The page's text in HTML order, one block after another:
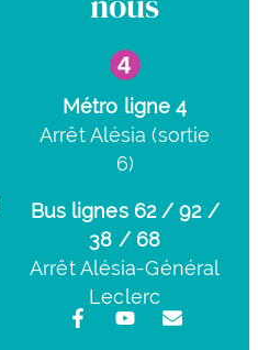
Métro ligne 4
Arrêt Alésia (sortie
6)
Bus lignes 62 / 92 /
38 / 68
Arrêt Alésia-Général
Leclerc